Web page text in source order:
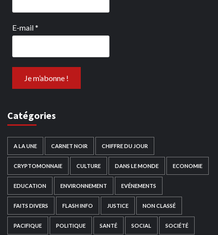
E-mail*
Catégories
A LA UNE CARNET NOIR CHIFFRE DU JOUR
CRYPTOMONNAIE CULTURE DANS LE MONDE ECONOMIE
EDUCATION ENVIRONNEMENT EVÉNEMENTS
FAITS DIVERS FLASH INFO JUSTICE NON CLASSÉ
PACIFIQUE POLITIQUE SANTÉ SOCIAL SOCIÉTÉ